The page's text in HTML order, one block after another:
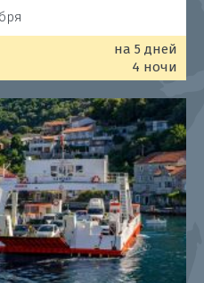
на 5 дней
4 ночи